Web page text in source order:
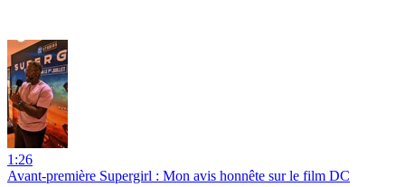
1:26
Avant-première Supergirl : Mon avis honnête sur le film DC